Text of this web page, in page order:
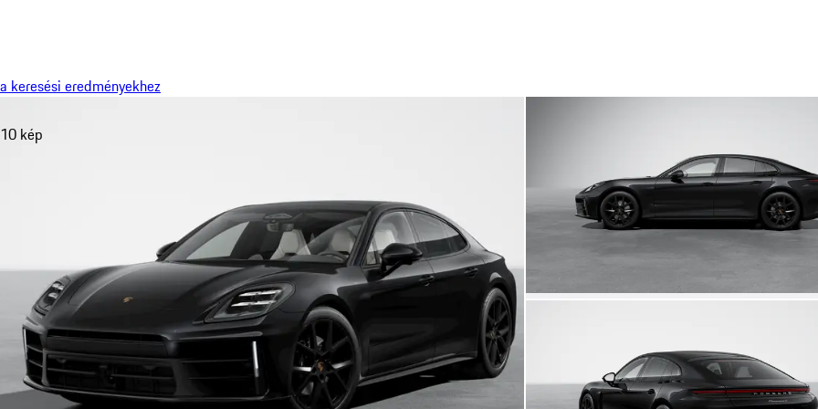
a keresési eredményekhez
10 kép